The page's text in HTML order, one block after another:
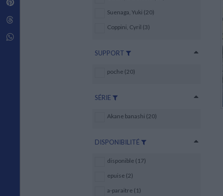
SOCIOLOGIE
Santé et société
ETHNOLOGIE
Ethnologie par pays
Matériaux de l’architecture
Urbanisme
Disciplines paramédicales
Suenaga, Yuki (20)
Coppini, Cyril (3)
SUPPORT
poche (20)
SÉRIE
Akane banashi (20)
DISPONIBILITÉ
disponible (17)
epuise (2)
a-paraitre (1)